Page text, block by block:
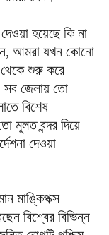
হয়েছে কি না
আমরা যখন কোনো
থেকে শুরু করে
সব জেলায় তো
বিশেষ
মূলত বন্দর দিয়ে
দেওয়া
মাঙ্কিপক্স
বিশ্বের বিভিন্ন